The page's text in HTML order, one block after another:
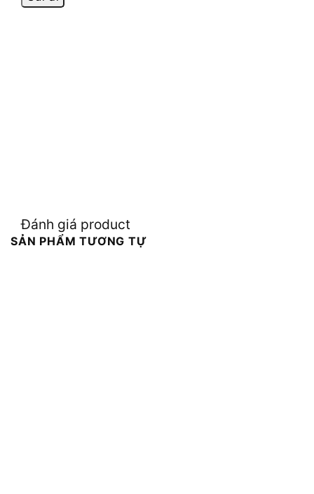
Đánh giá product
SẢN PHẨM TƯƠNG TỰ